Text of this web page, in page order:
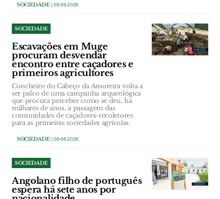
SOCIEDADE| 08-08-2026
SOCIEDADE
Escavações em Muge
procuram desvendar
encontro entre caçadores e
primeiros agricultores
Concheiro do Cabeço da Amoreira volta a
ser palco de uma campanha arqueológica
que procura perceber como se deu, há
milhares de anos, a passagem das
comunidades de caçadores-recoletores
para as primeiras sociedades agrícolas.
SOCIEDADE| 08-08-2026
SOCIEDADE
Angolano filho de português
espera há sete anos por